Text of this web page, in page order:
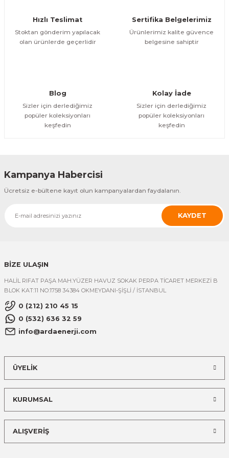
Bu ürüne benzer farklı alternatifler olmalı.
Hızlı Teslimat
Stoktan gönderim yapılacak
olan ürünlerde geçerlidir
Sertifika Belgelerimiz
Ürünlerimiz kalite güvence
belgesine sahiptir
Blog
Sizler için derlediğimiz
popüler koleksiyonları
keşfedin
Kolay İade
Sizler için derlediğimiz
popüler koleksiyonları
keşfedin
Kampanya Habercisi
Ücretsiz e-bültene kayıt olun kampanyalardan faydalanın.
KAYDET
BİZE ULAŞIN
HALİL RIFAT PAŞA MAH.YÜZER HAVUZ SOKAK PERPA TİCARET MERKEZİ B
BLOK KAT:11 NO:1758 34384 OKMEYDANI-ŞİŞLİ / İSTANBUL
0 (212) 210 45 15
0 (532) 636 32 59
info@ardaenerji.com
ÜYELİK
KURUMSAL
ALIŞVERİŞ